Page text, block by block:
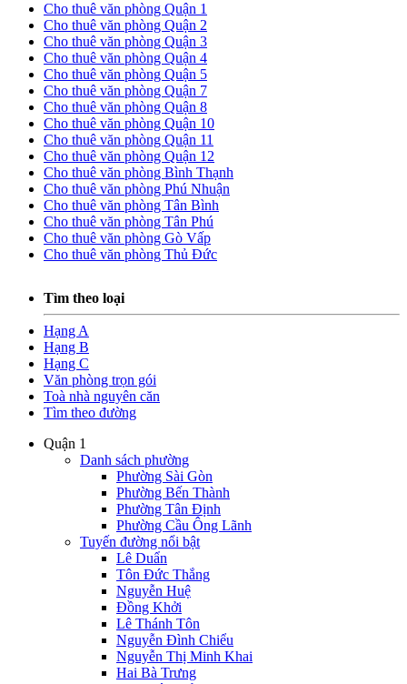
Cho thuê văn phòng Quận 1
Cho thuê văn phòng Quận 2
Cho thuê văn phòng Quận 3
Cho thuê văn phòng Quận 4
Cho thuê văn phòng Quận 5
Cho thuê văn phòng Quận 7
Cho thuê văn phòng Quận 8
Cho thuê văn phòng Quận 10
Cho thuê văn phòng Quận 11
Cho thuê văn phòng Quận 12
Cho thuê văn phòng Bình Thạnh
Cho thuê văn phòng Phú Nhuận
Cho thuê văn phòng Tân Bình
Cho thuê văn phòng Tân Phú
Cho thuê văn phòng Gò Vấp
Cho thuê văn phòng Thủ Đức
Tìm theo loại
Hạng A
Hạng B
Hạng C
Văn phòng trọn gói
Toà nhà nguyên căn
Tìm theo đường
Quận 1
Danh sách phường
Phường Sài Gòn
Phường Bến Thành
Phường Tân Định
Phường Cầu Ông Lãnh
Tuyến đường nổi bật
Lê Duẩn
Tôn Đức Thắng
Nguyễn Huệ
Đồng Khởi
Lê Thánh Tôn
Nguyễn Đình Chiểu
Nguyễn Thị Minh Khai
Hai Bà Trưng